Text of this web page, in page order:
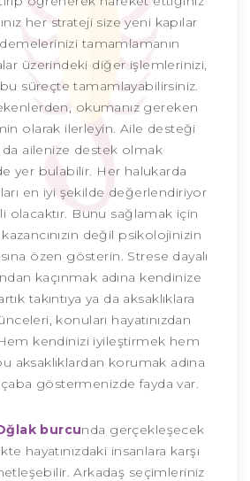
her strateji size yeni kapılar
tamamlamanın
üzerindeki diğer işlemlerinizi,
bu süreçte tamamlayabilirsiniz.
okumanız gereken
olarak ilerleyin. Aile desteği
da ailenize destek olmak
yer bulabilir. Her halukarda
en iyi şekilde değerlendiriyor
olacaktır. Bunu sağlamak için
değil psikolojinizin
özen gösterin. Strese dayalı
kaçınmak adına kendinize
takıntıya ya da aksaklıklara
konuları hayatınızdan
Hem kendinizi iyileştirmek hem
aksaklıklardan korumak adına
göstermenizde fayda var.
burcunda gerçekleşecek
hayatınızdaki insanlara karşı
Arkadaş seçimleriniz